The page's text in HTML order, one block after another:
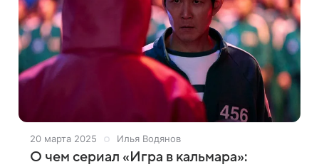
20 марта 2025 Илья Водянов
О чем сериал «Игра в кальмара»: